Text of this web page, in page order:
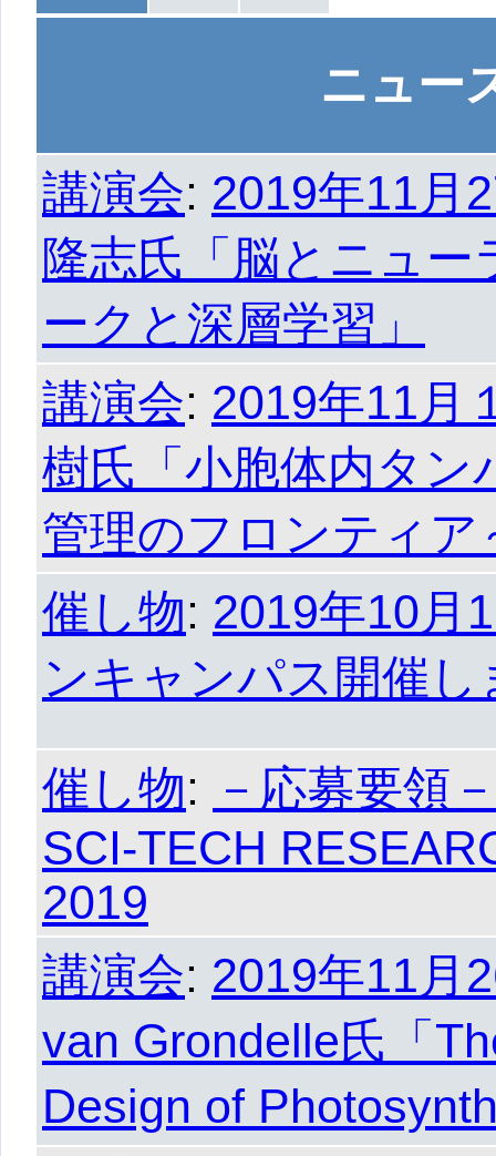
ニュー
講演会: 2019年11
隆志氏「脳とニュー
ークと深層学習」
講演会: 2019年11
樹氏「小胞体内タン
管理のフロンティア
催し物: 2019年10
ンキャンパス開催し
催し物: －応募要領
SCI-TECH
2019
講演会: 2019年11月
van Grondelle氏「
Design of